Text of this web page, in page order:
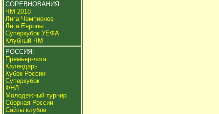
СОРЕВНОВАНИЯ:
ЧМ 2018
Лига Чемпионов
Лига Европы
Суперкубок УЕФА
Клубный ЧМ
РОССИЯ:
Премьер-лига
Календарь
Кубок России
Суперкубок
ФНЛ
Молодежный турнир
Сборная России
Сайты клубов